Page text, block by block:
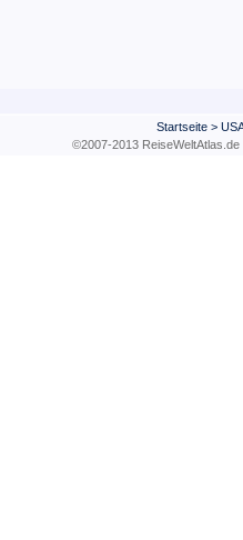
Startseite > USA
©2007-2013